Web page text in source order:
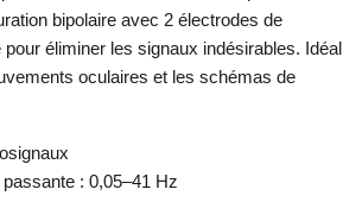
bipolaire avec 2 électrodes de
éliminer les signaux indésirables. Idéal
oculaires et les schémas de
: 0,05–41 Hz